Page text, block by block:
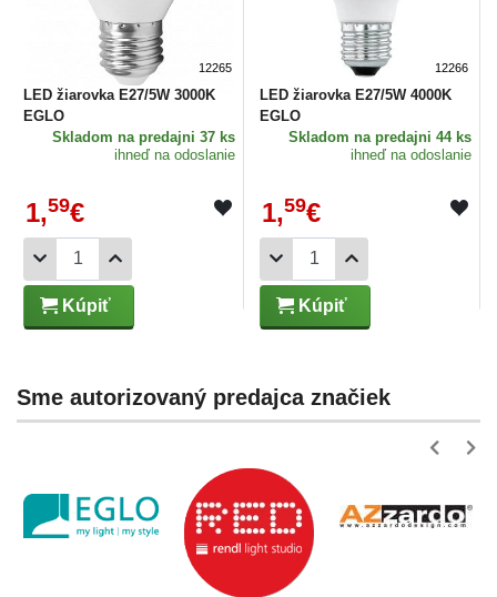
12265
LED žiarovka E27/5W 3000K
EGLO
Skladom na predajni 37 ks
ihneď na odoslanie
1,59€
Kúpiť
12266
LED žiarovka E27/5W 4000K
EGLO
Skladom na predajni 44 ks
ihneď na odoslanie
1,59€
Kúpiť
Sme autorizovaný predajca značiek